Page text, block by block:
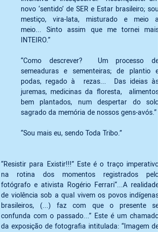
novo ‘sentido’ de SER e Estar brasileiro; sou
mestiço, vira-lata, misturado e meio a
meio... Sinto assim que me tornei mais
INTEIRO.”
“Como descrever?  Um processo de
semeaduras e sementeiras; de plantio e
podas, regado à  rezas...  Das ideias às
juremas, medicinas da floresta,  alimentos
bem plantados, num despertar do solo
sagrado da memória de nossos gens-avós.”
“Sou mais eu, sendo Toda Tribo.”
“Resistir para Existir!!!” Este é o traço imperativo
na rotina dos momentos registrados pelo
fotógrafo e ativista Rogério Ferrari“...A realidade
de violência sob a qual vivem os povos indígenas
brasileiros, (...) faz com que o presente se
confunda com o passado...” Este é um chamado
da exposição de fotografia intitulada: “Imagem de